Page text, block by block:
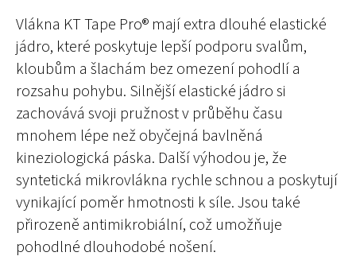
Vlákna KT Tape Pro® mají extra dlouhé elastické
jádro, které poskytuje lepší podporu svalům,
kloubům a šlachám bez omezení pohodlí a
rozsahu pohybu. Silnější elastické jádro si
zachovává svoji pružnost v průběhu času
mnohem lépe než obyčejná bavlněná
kineziologická páska. Další výhodou je, že
syntetická mikrovlákna rychle schnou a poskytují
vynikající poměr hmotnosti k síle. Jsou také
přirozeně antimikrobiální, což umožňuje
pohodlné dlouhodobé nošení.